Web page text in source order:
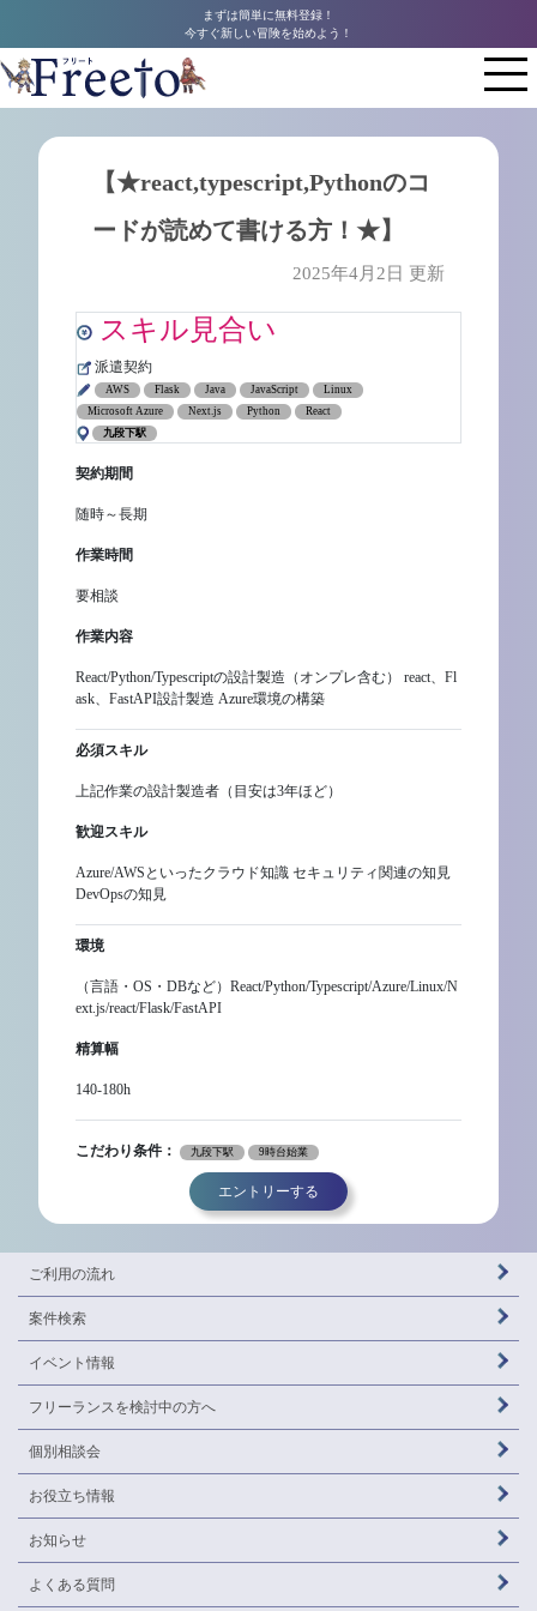
まずは簡単に無料登録！
今すぐ新しい冒険を始めよう！
【★react,typescript,Pythonのコ
ードが読めて書ける方！★】
2025年4月2日 更新
スキル見合い
派遣契約
AWS Flask Java JavaScript
Linux
Microsoft Azure
Next.js Python
React
九段下駅
契約期間
随時～長期
作業時間
要相談
作業内容
React/Python/Typescriptの設計製造（オンプレ含む） react、Fl
ask、FastAPI設計製造 Azure環境の構築
必須スキル
上記作業の設計製造者（目安は3年ほど）
歓迎スキル
Azure/AWSといったクラウド知識 セキュリティ関連の知見
DevOpsの知見
環境
（言語・OS・DBなど）React/Python/Typescript/Azure/Linux/N
ext.js/react/Flask/FastAPI
精算幅
140-180h
こだわり条件： 九段下駅 9時台始業
エントリーする
ご利用の流れ
案件検索
イベント情報
フリーランスを検討中の方へ
個別相談会
お役立ち情報
お知らせ
よくある質問